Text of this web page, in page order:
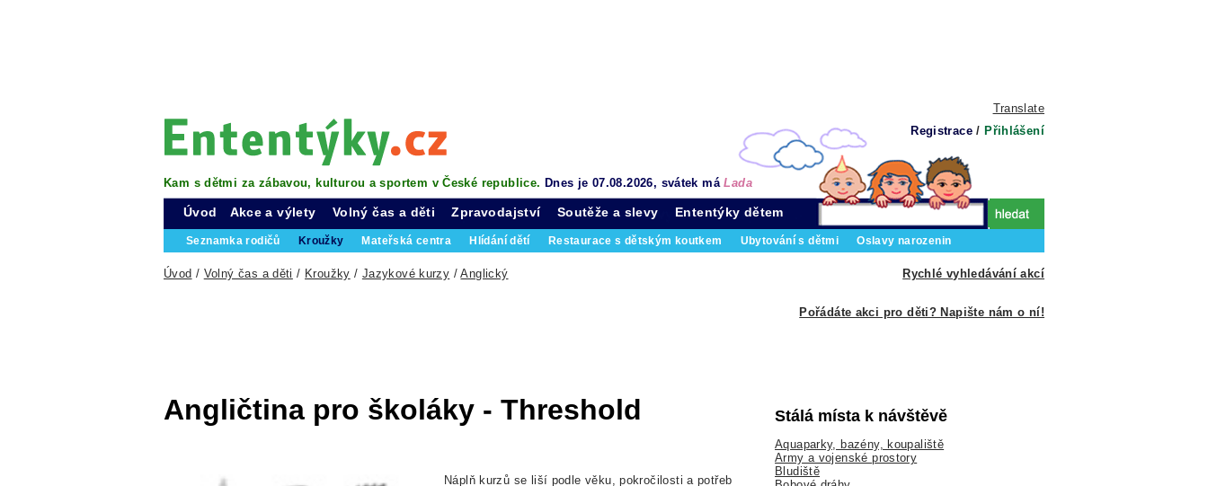
Translate
Registrace / Přihlášení
Kam s dětmi za zábavou, kulturou a sportem v České republice. Dnes je 07.08.2026, svátek máLada
Úvod Akce a výlety Volný čas a děti
Seznamka rodičů Kroužky Mateřská centra Hlídání dětí Restaurace s dětským koutkem Ubytování s dětmi Oslavy narozenin
Zpravodajství Soutěže a slevy Ententýky dětem
Rychlé vyhledávání akcí
Úvod / Volný čas a děti / Kroužky / Jazykové kurzy /Anglický
Pořádáte akci pro děti? Napište nám o ní!
Angličtina pro školáky - Threshold
Náplň kurzů se liší podle věku, pokročilosti a potřeb
Stálá místa k návštěvě
Aquaparky, bazény, koupaliště
Army a vojenské prostory
Bludiště